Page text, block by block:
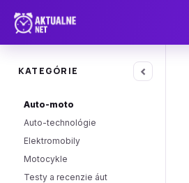
KATEGÓRIE ‹
Auto-moto
Auto-technológie
Elektromobily
Motocykle
Testy a recenzie áut